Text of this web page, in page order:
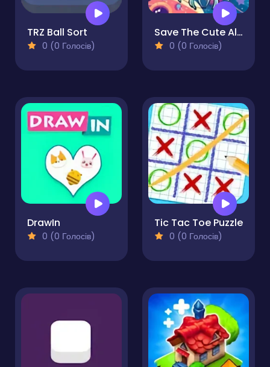
TRZ Ball Sort
0 (0 Голосів)
Save The Cute Aliens
0 (0 Голосів)
DrawIn
0 (0 Голосів)
Tic Tac Toe Puzzle
0 (0 Голосів)